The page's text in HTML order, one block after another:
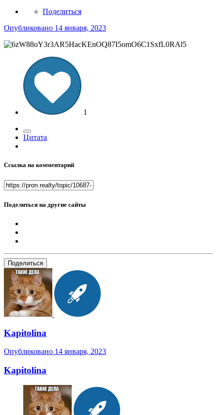
Поделиться
Опубликовано 14 января, 2023
1
Цитата
Ссылка на комментарий
Поделиться на другие сайты
Поделиться
Kapitolina
Опубликовано 14 января, 2023
Kapitolina